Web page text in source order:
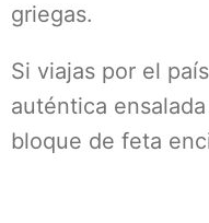
griegas.
Si viajas por el
auténtica
bloque de feta